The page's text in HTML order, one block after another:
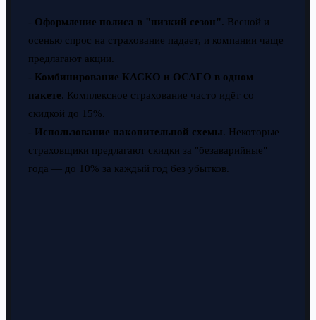
- Оформление полиса в "низкий сезон". Весной и
осенью спрос на страхование падает, и компании чаще
предлагают акции.
- Комбинирование КАСКО и ОСАГО в одном
пакете. Комплексное страхование часто идёт со
скидкой до 15%.
- Использование накопительной схемы. Некоторые
страховщики предлагают скидки за "безаварийные"
года — до 10% за каждый год без убытков.